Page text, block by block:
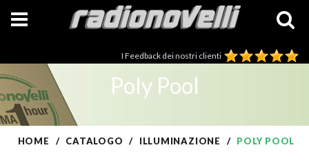
I Feedback dei nostri clienti
Poly Pool
HOME CATALOGO ILLUMINAZIONE POLY POOL